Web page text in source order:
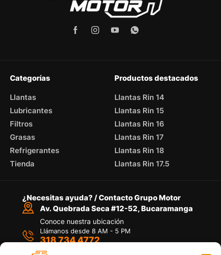
Categorías
Llantas
Lubricantes
Filtros
Grasas
Refrigerantes
Tienda
Productos destacados
Llantas Rin 14
Llantas Rin 15
Llantas Rin 16
Llantas Rin 17
Llantas Rin 18
Llantas Rin 17.5
¿Necesitas ayuda? / Contacto Grupo Motor
Av. Quebrada Seca #12-52, Bucaramanga
Conoce nuestra ubicación
Llámanos desde 8 AM - 5 PM
318 734 4772